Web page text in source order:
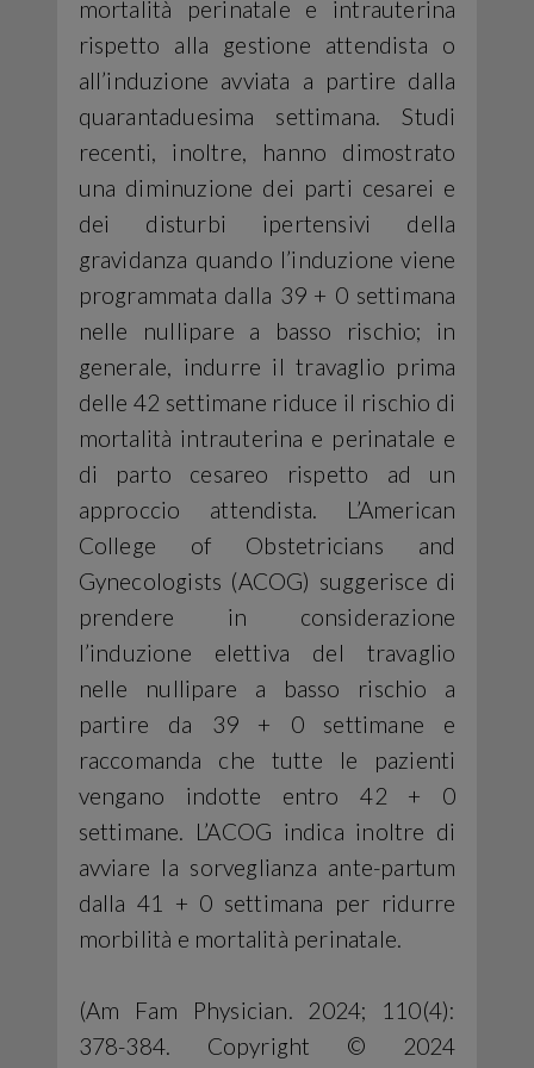
mortalità perinatale e intrauterina
rispetto alla gestione attendista o
all’induzione avviata a partire dalla
quarantaduesima settimana. Studi
recenti, inoltre, hanno dimostrato
una diminuzione dei parti cesarei e
dei disturbi ipertensivi della
gravidanza quando l’induzione viene
programmata dalla 39 + 0 settimana
nelle nullipare a basso rischio; in
generale, indurre il travaglio prima
delle 42 settimane riduce il rischio di
mortalità intrauterina e perinatale e
di parto cesareo rispetto ad un
approccio attendista. L’American
College of Obstetricians and
Gynecologists (ACOG) suggerisce di
prendere in considerazione
l’induzione elettiva del travaglio
nelle nullipare a basso rischio a
partire da 39 + 0 settimane e
raccomanda che tutte le pazienti
vengano indotte entro 42 + 0
settimane. L’ACOG indica inoltre di
avviare la sorveglianza ante-partum
dalla 41 + 0 settimana per ridurre
morbilità e mortalità perinatale.
(Am Fam Physician. 2024; 110(4):
378-384. Copyright © 2024